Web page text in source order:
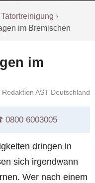
Tatortreinigung ›
im Bremischen
im
Redaktion AST Deutschland
6003005
dringen in
sich irgendwann
Wer nach einem